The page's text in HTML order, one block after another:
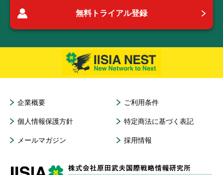
無料トライアル登録
企業概要 ご利用条件
個人情報保護方針 特定商法に基づく表記
メールマガジン 採用情報